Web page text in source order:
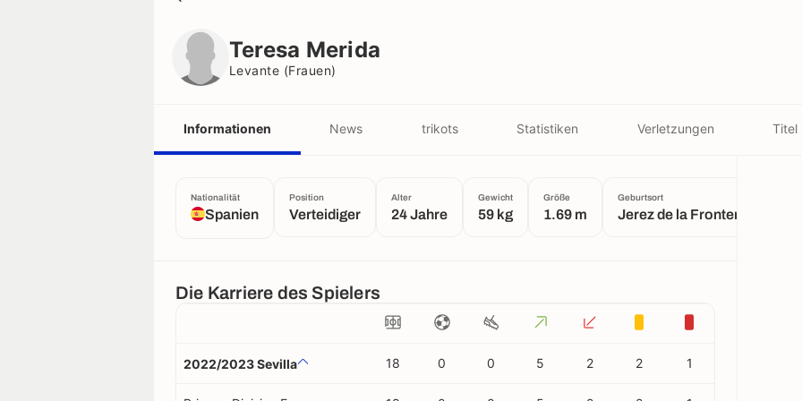
Teresa Merida
Levante (frauen)
Informationen News trikots Statistiken Verletzungen Titel
Nationalität
Spanien
Position
Verteidiger
Alter
24 Jahre
Gewicht
59 kg
Größe
1.69 m
Geburtsort
Jerez de la Frontera
Die Karriere des Spielers
2022/2023 Sevilla 18 0 0 5 2 2 1